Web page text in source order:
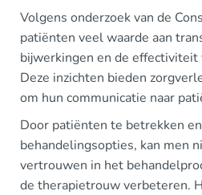
Volgens onderzoek van de
patiënten veel waarde aan
bijwerkingen en de effectiviteit
Deze inzichten bieden
om hun communicatie naar
Door patiënten te betrekken
behandelingsopties, kan men
vertrouwen in het
de therapietrouw verbeteren.